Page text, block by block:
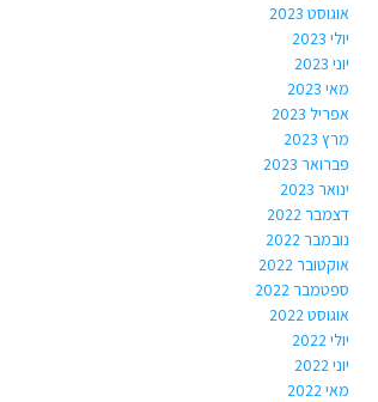
אוגוסט 2023
יולי 2023
יוני 2023
מאי 2023
אפריל 2023
מרץ 2023
פברואר 2023
ינואר 2023
דצמבר 2022
נובמבר 2022
אוקטובר 2022
ספטמבר 2022
אוגוסט 2022
יולי 2022
יוני 2022
מאי 2022